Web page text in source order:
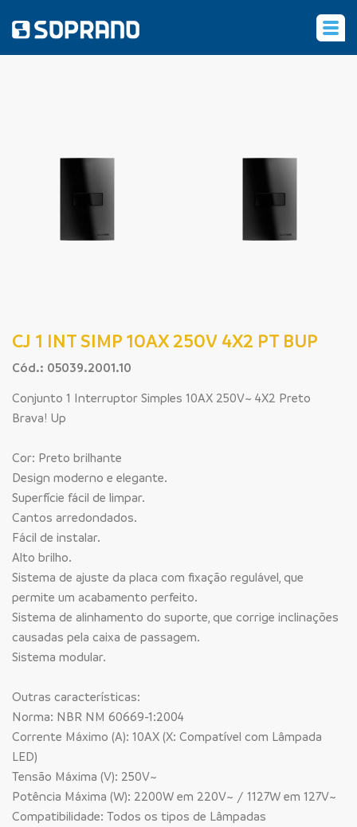
CJ 1 INT SIMP 10AX 250V 4X2 PT BUP
Cód.: 05039.2001.10
Conjunto 1 Interruptor Simples 10AX 250V~ 4X2 Preto
Brava! Up
Cor: Preto brilhante
Design moderno e elegante.
Superfície fácil de limpar.
Cantos arredondados.
Fácil de instalar.
Alto brilho.
Sistema de ajuste da placa com fixação regulável, que
permite um acabamento perfeito.
Sistema de alinhamento do suporte, que corrige inclinações
causadas pela caixa de passagem.
Sistema modular.
Outras características:
Norma: NBR NM 60669-1:2004
Corrente Máximo (A): 10AX (X: Compatível com Lâmpada
LED)
Tensão Máxima (V): 250V~
Potência Máxima (W): 2200W em 220V~ / 1127W em 127V~
Compatibilidade: Todos os tipos de Lâmpadas